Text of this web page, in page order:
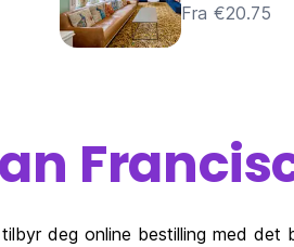
Fra €20.75
deg online bestilling med